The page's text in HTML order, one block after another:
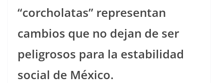
“corcholatas” representan
cambios que no dejan de ser
peligrosos para la estabilidad
social de México.